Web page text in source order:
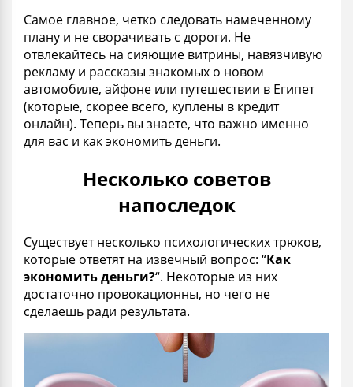
Самое главное, четко следовать намеченному
плану и не сворачивать с дороги. Не
отвлекайтесь на сияющие витрины, навязчивую
рекламу и рассказы знакомых о новом
автомобиле, айфоне или путешествии в Египет
(которые, скорее всего, куплены в кредит
онлайн). Теперь вы знаете, что важно именно
для вас и как экономить деньги.
Несколько советов
напоследок
Существует несколько психологических трюков,
которые ответят на извечный вопрос: “Как
экономить деньги?“. Некоторые из них
достаточно провокационны, но чего не
сделаешь ради результата.